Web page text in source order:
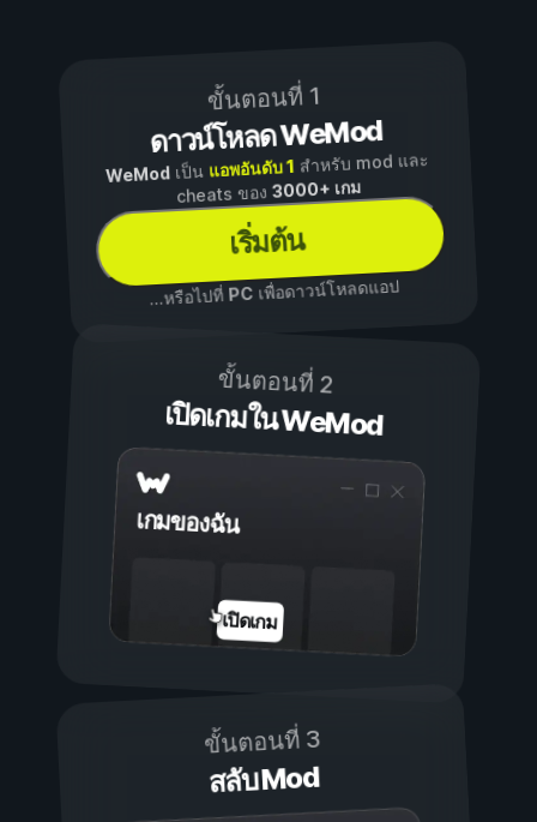
ขั้นตอนที่ 1
ดาวน์โหลด WeMod
WeModเป็น แอพอันดับ 1 สำหรับ mod และ
cheats ของ3000+ เกม
เริ่มต้น
...หรือไปที่ PCเพื่อดาวน์โหลดแอป
ขั้นตอนที่ 2
เปิดเกมใน WeMod
เกมของฉัน
เปิดเกม
ขั้นตอนที่ 3
สลับ Mod